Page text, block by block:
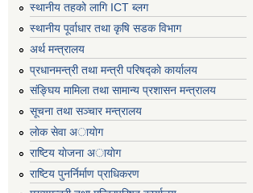
स्थानीय तहको लागि ICT ब्लग
स्थानीय पूर्वाधार तथा कृषि सडक विभाग
अर्थ मन्त्रालय
प्रधानमन्त्री तथा मन्त्री परिषद्काे कार्यालय
संङ्घिय मामिला तथा सामान्य प्रशासन मन्त्रालय
सूचना तथा सञ्चार मन्त्रालय
लाेक सेवा अायाेग
राष्टिय याेजना अायाेग
राष्टिय पुनर्निर्माण प्राधिकरण